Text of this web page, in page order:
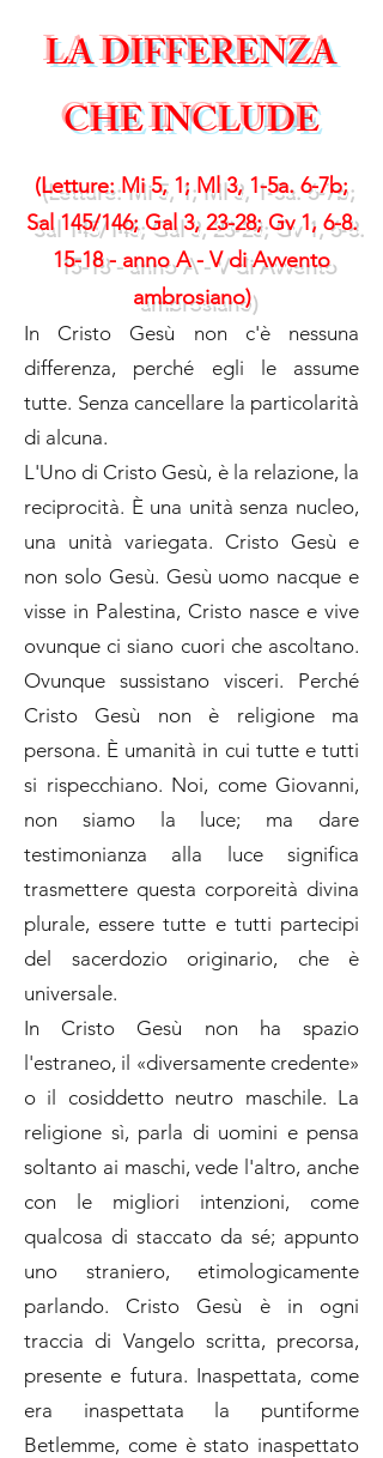
LA DIFFERENZA
CHE INCLUDE
(Letture: Mi 5, 1; Ml 3, 1-5a. 6-7b;
Sal 145/146; Gal 3, 23-28; Gv 1, 6-8.
15-18 - anno A - V di Avvento
ambrosiano)
In Cristo Gesù non c'è nessuna
differenza, perché egli le assume
tutte. Senza cancellare la particolarità
di alcuna.
L'Uno di Cristo Gesù, è la relazione, la
reciprocità. È una unità senza nucleo,
una unità variegata. Cristo Gesù e
non solo Gesù. Gesù uomo nacque e
visse in Palestina, Cristo nasce e vive
ovunque ci siano cuori che ascoltano.
Ovunque sussistano visceri. Perché
Cristo Gesù non è religione ma
persona. È umanità in cui tutte e tutti
si rispecchiano. Noi, come Giovanni,
non siamo la luce; ma dare
testimonianza alla luce significa
trasmettere questa corporeità divina
plurale, essere tutte e tutti partecipi
del sacerdozio originario, che è
universale.
In Cristo Gesù non ha spazio
l'estraneo, il «diversamente credente»
o il cosiddetto neutro maschile. La
religione sì, parla di uomini e pensa
soltanto ai maschi, vede l'altro, anche
con le migliori intenzioni, come
qualcosa di staccato da sé; appunto
uno straniero, etimologicamente
parlando. Cristo Gesù è in ogni
traccia di Vangelo scritta, precorsa,
presente e futura. Inaspettata, come
era inaspettata la puntiforme
Betlemme, come è stato inaspettato